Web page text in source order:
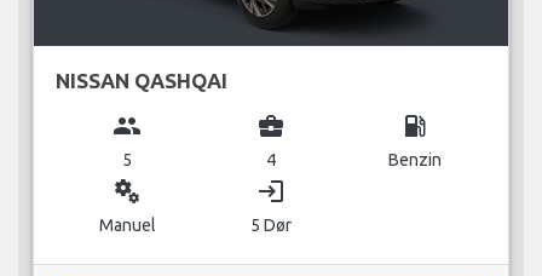
NISSAN QASHQAI
group
5
business_center
4
local_gas_station
Benzin
miscellaneous_services
Manuel
login
5 Dør